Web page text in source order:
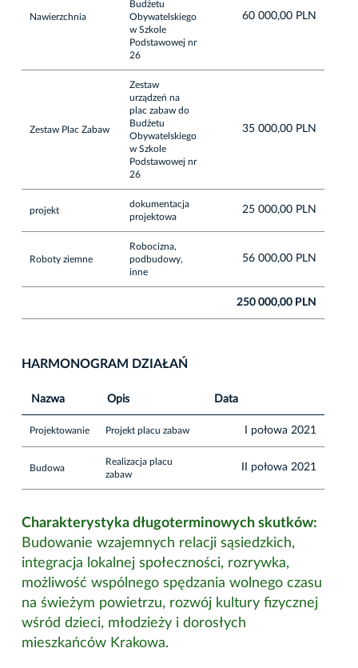
Nawierzchnia
Budżetu
Obywatelskiego
w Szkole
Podstawowej nr
26
60 000,00 PLN
Zestaw Plac Zabaw
Zestaw
urządzeń na
plac zabaw do
Budżetu
Obywatelskiego
w Szkole
Podstawowej nr
26
35 000,00 PLN
projekt
dokumentacja
projektowa
25 000,00 PLN
Roboty ziemne
Robocizna,
podbudowy,
inne
56 000,00 PLN
250 000,00 PLN
HARMONOGRAM DZIAŁAŃ
Nazwa Opis Data
Projektowanie Projekt placu zabaw I połowa 2021
Budowa
Realizacja placu
zabaw
II połowa 2021
Charakterystyka długoterminowych skutków:
Budowanie wzajemnych relacji sąsiedzkich,
integracja lokalnej społeczności, rozrywka,
możliwość wspólnego spędzania wolnego czasu
na świeżym powietrzu, rozwój kultury fizycznej
wśród dzieci, młodzieży i dorosłych
mieszkańców Krakowa.